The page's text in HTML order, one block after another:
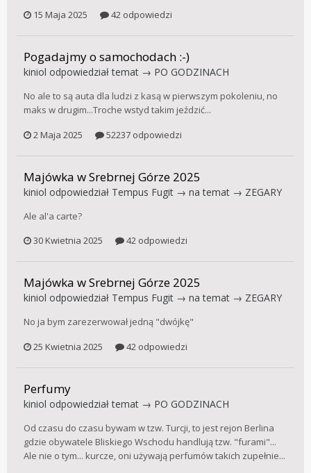
15 Maja 2025
42 odpowiedzi
Pogadajmy o samochodach :-)
kiniol odpowiedział temat → PO GODZINACH
No ale to są auta dla ludzi z kasą w pierwszym pokoleniu, no
maks w drugim...Troche wstyd takim jeździć...
2 Maja 2025
52237 odpowiedzi
Majówka w Srebrnej Górze 2025
kiniol odpowiedział Tempus Fugit → na temat → ZEGARY
Ale al'a carte?
30 Kwietnia 2025
42 odpowiedzi
Majówka w Srebrnej Górze 2025
kiniol odpowiedział Tempus Fugit → na temat → ZEGARY
No ja bym zarezerwował jedną "dwójkę"
25 Kwietnia 2025
42 odpowiedzi
Perfumy
kiniol odpowiedział temat → PO GODZINACH
Od czasu do czasu bywam w tzw. Turcji, to jest rejon Berlina
gdzie obywatele Bliskiego Wschodu handlują tzw. "furami"...
Ale nie o tym... kurcze, oni używają perfumów takich zupełnie...